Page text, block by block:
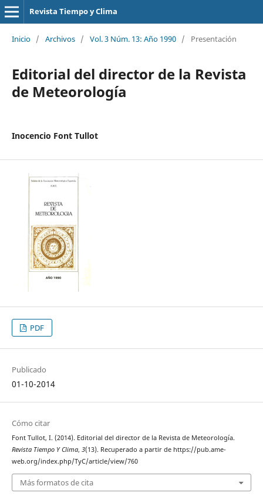
Revista Tiempo y Clima
Inicio / Archivos / Vol. 3 Núm. 13: Año 1990 / Presentación
Editorial del director de la Revista
de Meteorología
Inocencio Font Tullot
PDF
Publicado
01-10-2014
Cómo citar
Font Tullot, I. (2014). Editorial del director de la Revista de Meteorología.
Revista Tiempo Y Clima, 3(13). Recuperado a partir de https://pub.ame-
web.org/index.php/TyC/article/view/760
Más formatos de cita